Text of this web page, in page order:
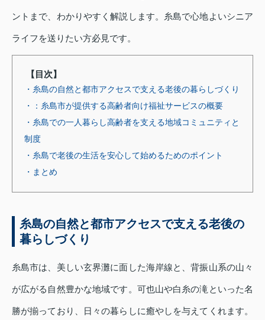
ントまで、わかりやすく解説します。糸島で心地よいシニア
ライフを送りたい方必見です。
【目次】
・糸島の自然と都市アクセスで支える老後の暮らしづくり
・：糸島市が提供する高齢者向け福祉サービスの概要
・糸島での一人暮らし高齢者を支える地域コミュニティと
制度
・糸島で老後の生活を安心して始めるためのポイント
・まとめ
糸島の自然と都市アクセスで支える老後の
暮らしづくり
糸島市は、美しい玄界灘に面した海岸線と、背振山系の山々
が広がる自然豊かな地域です。可也山や白糸の滝といった名
勝が揃っており、日々の暮らしに癒やしを与えてくれます。